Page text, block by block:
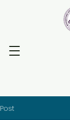
Post